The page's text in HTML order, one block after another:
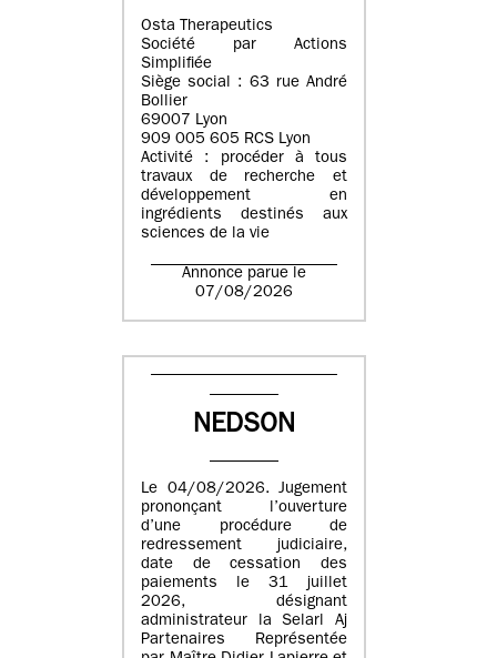
Osta Therapeutics
Société par Actions
Simplifiée
Siège social : 63 rue André
Bollier
69007 Lyon
909 005 605 RCS Lyon
Activité : procéder à tous
travaux de recherche et
développement en
ingrédients destinés aux
sciences de la vie
Annonce parue le
07/08/2026
NEDSON
Le 04/08/2026. Jugement
prononçant l’ouverture
d’une procédure de
redressement judiciaire,
date de cessation des
paiements le 31 juillet
2026, désignant
administrateur la Selarl Aj
Partenaires Représentée